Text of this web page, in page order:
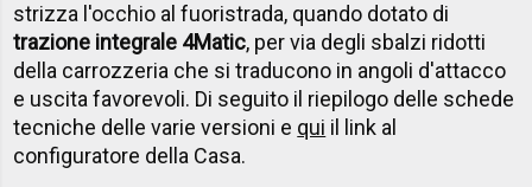
strizza l'occhio al fuoristrada, quando dotato di
trazione integrale 4Matic, per via degli sbalzi ridotti
della carrozzeria che si traducono in angoli d'attacco
e uscita favorevoli. Di seguito il riepilogo delle schede
tecniche delle varie versioni e qui il link al
configuratore della Casa.